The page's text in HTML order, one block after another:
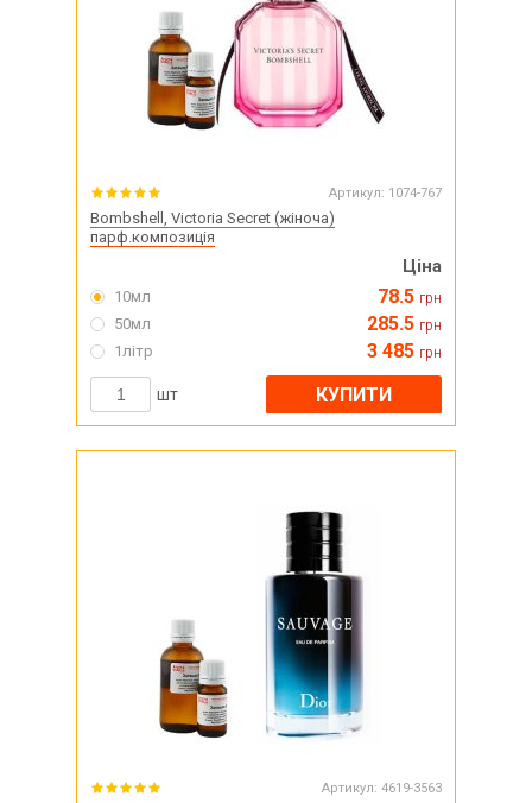
Артикул: 1074-767
Bombshell, Victoria Secret (жіноча)
парф.композиція
Ціна
10мл 78.5 грн
50мл 285.5 грн
1літр 3 485 грн
шт КУПИТИ
Артикул: 4619-3563